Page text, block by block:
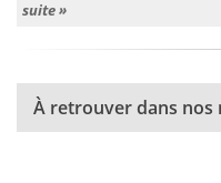
suite »
À retrouver dans nos